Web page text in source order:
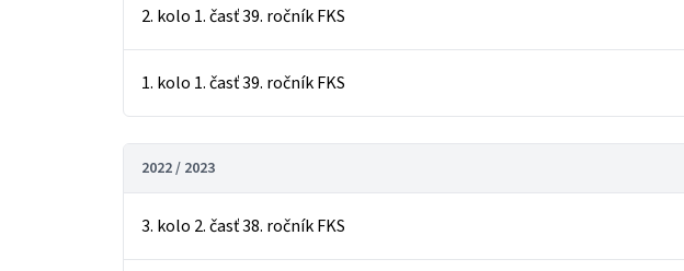
2. kolo 1. časť 39. ročník FKS
1. kolo 1. časť 39. ročník FKS
2022 / 2023
3. kolo 2. časť 38. ročník FKS